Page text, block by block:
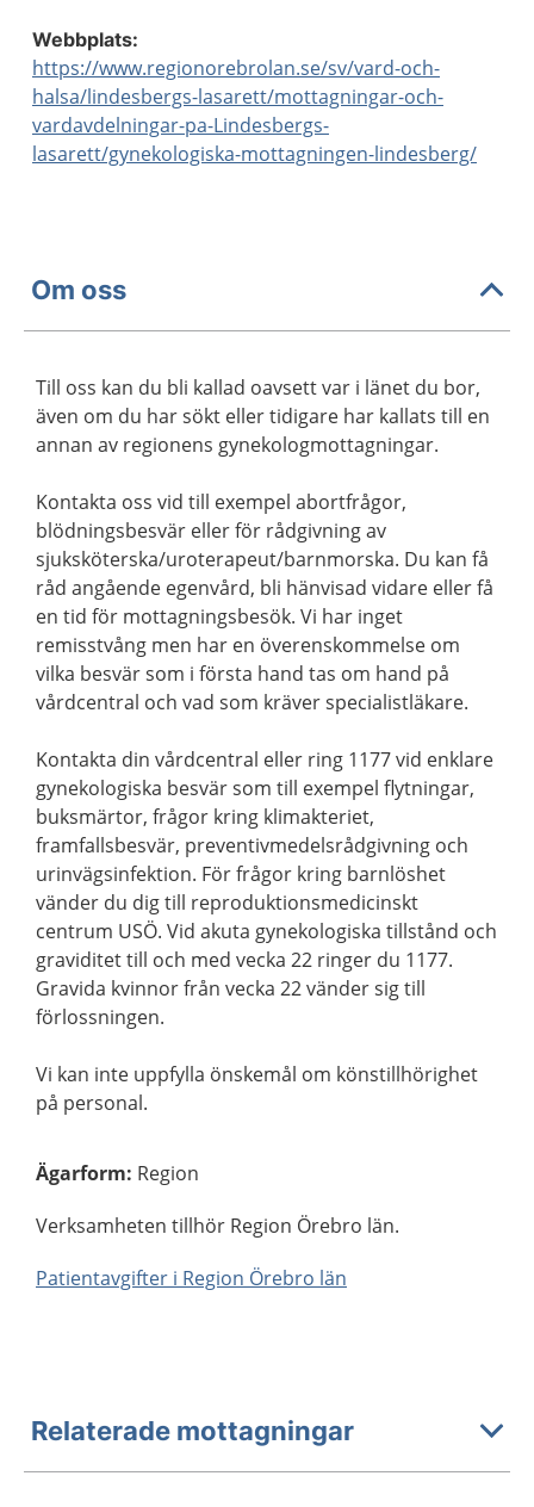
Webbplats:
https://www.regionorebrolan.se/sv/vard-och-
halsa/lindesbergs-lasarett/mottagningar-och-
vardavdelningar-pa-Lindesbergs-
lasarett/gynekologiska-mottagningen-lindesberg/
Om oss
Till oss kan du bli kallad oavsett var i länet du bor,
även om du har sökt eller tidigare har kallats till en
annan av regionens gynekologmottagningar.
Kontakta oss vid till exempel abortfrågor,
blödningsbesvär eller för rådgivning av
sjuksköterska/uroterapeut/barnmorska. Du kan få
råd angående egenvård, bli hänvisad vidare eller få
en tid för mottagningsbesök. Vi har inget
remisstvång men har en överenskommelse om
vilka besvär som i första hand tas om hand på
vårdcentral och vad som kräver specialistläkare.
Kontakta din vårdcentral eller ring 1177 vid enklare
gynekologiska besvär som till exempel flytningar,
buksmärtor, frågor kring klimakteriet,
framfallsbesvär, preventivmedelsrådgivning och
urinvägsinfektion. För frågor kring barnlöshet
vänder du dig till reproduktionsmedicinskt
centrum USÖ. Vid akuta gynekologiska tillstånd och
graviditet till och med vecka 22 ringer du 1177.
Gravida kvinnor från vecka 22 vänder sig till
förlossningen.
Vi kan inte uppfylla önskemål om könstillhörighet
på personal.
Ägarform: Region
Verksamheten tillhör Region Örebro län.
Patientavgifter i Region Örebro län
Relaterade mottagningar